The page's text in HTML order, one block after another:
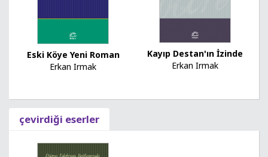
Eski Köye Yeni Roman
Erkan Irmak
Kayıp Destan'ın İzinde
Erkan Irmak
çevirdiği eserler